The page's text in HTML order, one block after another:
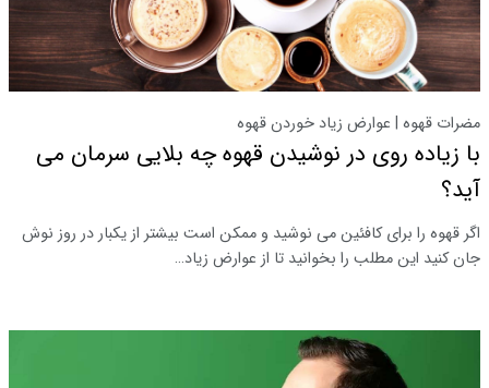
مضرات قهوه | عوارض زیاد خوردن قهوه
با زیاده روی در نوشیدن قهوه چه بلایی سرمان می
آید؟
اگر قهوه را برای کافئین می نوشید و ممکن است بیشتر از یکبار در روز نوش
جان کنید این مطلب را بخوانید تا از عوارض زیاد…